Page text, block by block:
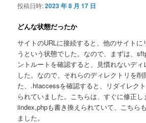
投稿日時:2023 年 8 月 17 日
どんな状態だったか
サイトのURLに接続すると、他のサイトに
うという状態でした。なので、まずは、
ントルートを確認すると、見慣れないディ
した。なので、それらのディレクトリを削
た、.htaccessを確認すると、リダイレク
られていました。こちらは、すぐに修正し
iindex,phpも書き換えられていて、こちら
ました。